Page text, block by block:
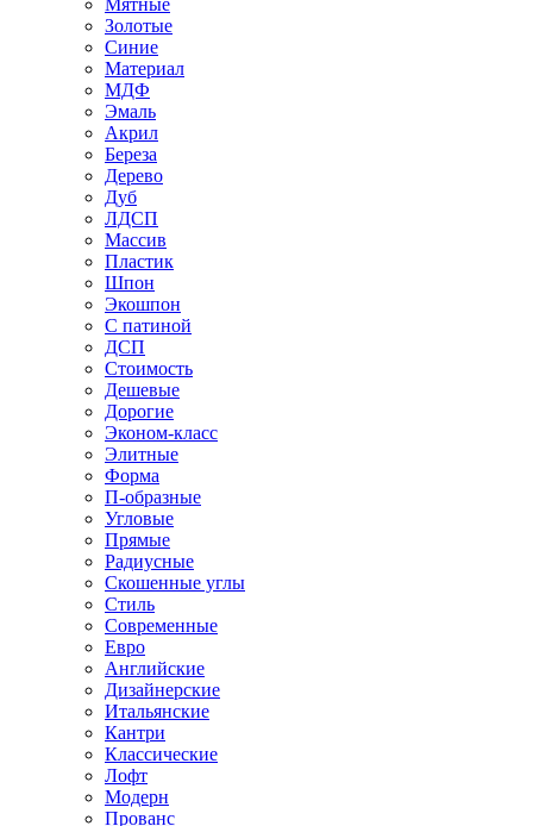
Мятные
Золотые
Синие
Материал
МДФ
Эмаль
Акрил
Береза
Дерево
Дуб
ЛДСП
Массив
Пластик
Шпон
Экошпон
С патиной
ДСП
Стоимость
Дешевые
Дорогие
Эконом-класс
Элитные
Форма
П-образные
Угловые
Прямые
Радиусные
Скошенные углы
Стиль
Современные
Евро
Английские
Дизайнерские
Итальянские
Кантри
Классические
Лофт
Модерн
Прованс